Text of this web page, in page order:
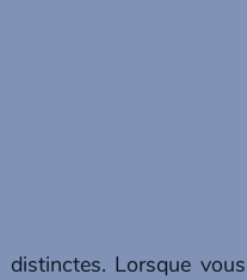
Lorsque vous